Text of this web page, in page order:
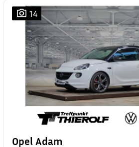
14
Opel Adam